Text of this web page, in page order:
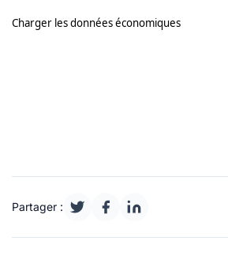
Charger les données économiques
Partager :